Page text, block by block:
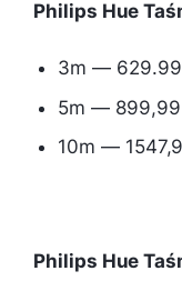
Philips Hue
3m — 629.99
5m — 899,99
10m —
Philips Hue